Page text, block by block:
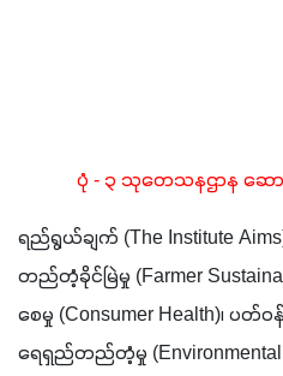
ပုံ - ၃ သုတေသနဌာန ဆေ
ရည်ရွယ်ချက် (The Institute
တည်တံ့ခိုင်မြဲမှု (Farmer
စေမှု (Consumer Health)၊ ပတ်ဝန်
ရေရှည်တည်တံ့မှု (Environmental